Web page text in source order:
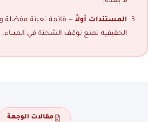
المستندات أولاً — قائمة تعبئة مفصّلة
الحقيقية تمنع توقف الشحنة في الميناء.
مقالات الوجهة